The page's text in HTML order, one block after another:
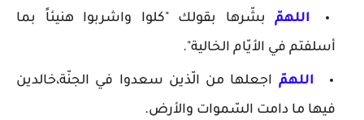
اللهمّ
بشّرها بقولك "كلوا واشربوا هنيئاً بما
أسلفتم في الأيّام الخالية".
اللهمّ اجعلها من الّذين سعدوا في الجنّة،خالدين
فيها ما دامت السّموات والأرض.